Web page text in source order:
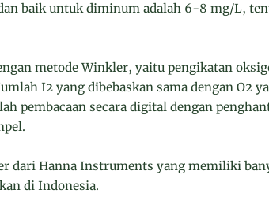
baik untuk diminum adalah 6-8 mg/L,
metode Winkler, yaitu pengikatan
I2 yang dibebaskan sama dengan O2
pembacaan secara digital dengan
dari Hanna Instruments yang memiliki
di Indonesia.